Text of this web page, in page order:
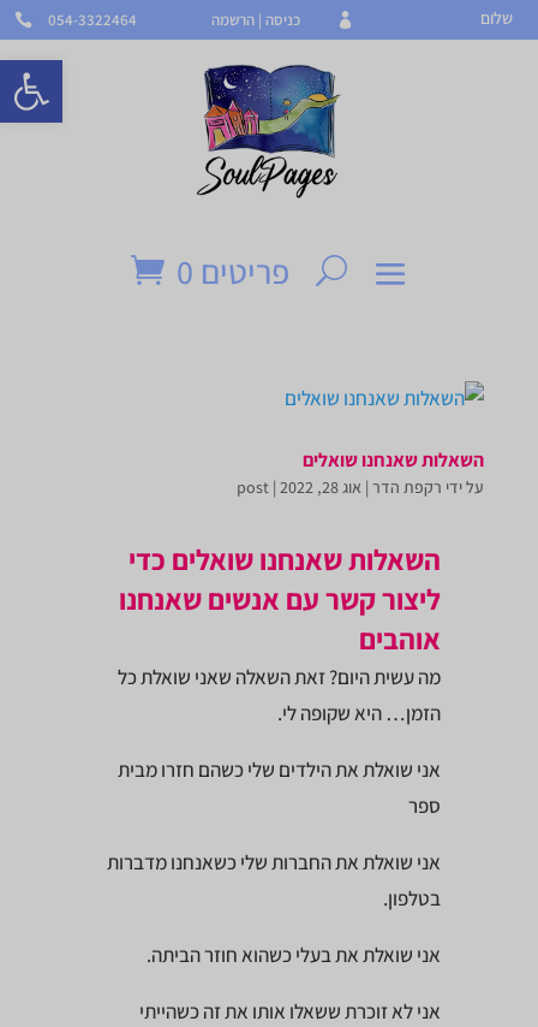
פתח
Dialog
 054-3322464  כניסה | הרשמה שלום
פריטים 0
השאלות שאנחנו שואלים
על ידי רקפת הדר| אוג 28, 2022 |
post
השאלות שאנחנו שואלים כדי
ליצור קשר עם אנשים שאנחנו
אוהבים
מה עשית היום? זאת השאלה שאני שואלת כל
הזמן… היא שקופה לי.
אני שואלת את הילדים שלי כשהם חזרו מבית
ספר
אני שואלת את החברות שלי כשאנחנו מדברות
בטלפון.
אני שואלת את בעלי כשהוא חוזר הביתה.
אני לא זוכרת ששאלו אותו את זה כשהייתי